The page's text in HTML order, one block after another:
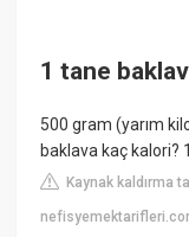
1 tane
500 gram (yarım
baklava kaç kalori?
Kaynak kaldırma